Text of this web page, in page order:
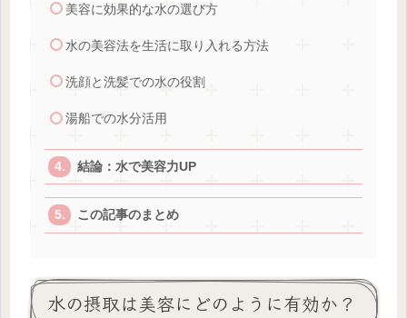
美容に効果的な水の選び方
水の美容法を生活に取り入れる方法
洗顔と洗髪での水の役割
湯船での水分活用
結論：水で美容力UP
この記事のまとめ
水の摂取は美容にどのように有効か？